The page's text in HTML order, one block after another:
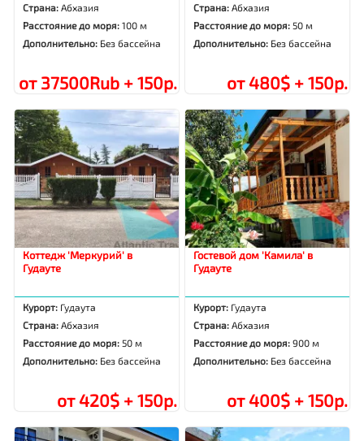
Страна: Абхазия
Расстояние до моря:100 м
Дополнительно: Без бассейна
от 37500Rub + 150р.
Страна: Абхазия
Расстояние до моря: 50 м
Дополнительно: Без бассейна
от 480$ + 150р.
Коттедж 'Меркурий' в
Гудауте
Курорт: Гудаута
Страна: Абхазия
Расстояние до моря: 50 м
Дополнительно: Без бассейна
от 420$ + 150р.
Гостевой дом 'Камила' в
Гудауте
Курорт: Гудаута
Страна: Абхазия
Расстояние до моря:900 м
Дополнительно: Без бассейна
от 400$ + 150р.